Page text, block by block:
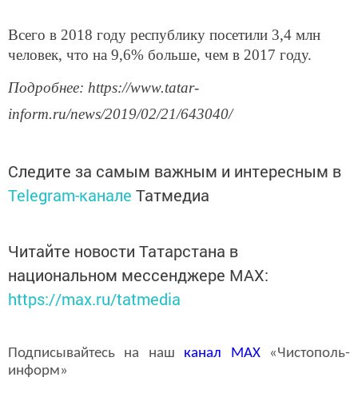
Всего в 2018 году республику посетили 3,4 млн
человек, что на 9,6% больше, чем в 2017 году.
Подробнее: https://www.tatar-
inform.ru/news/2019/02/21/643040/
Следите за самым важным и интересным в
Telegram-канале Татмедиа
Читайте новости Татарстана в
национальном мессенджере MАХ:
https://max.ru/tatmedia
Подписывайтесь на наш канал MAX«Чистополь-
информ»